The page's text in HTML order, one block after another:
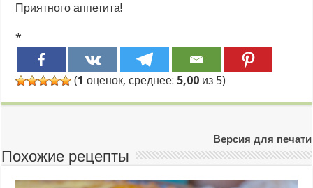
Приятного аппетита!
*
(1 оценок, среднее: 5,00 из 5)
Версия для печати
Похожие рецепты